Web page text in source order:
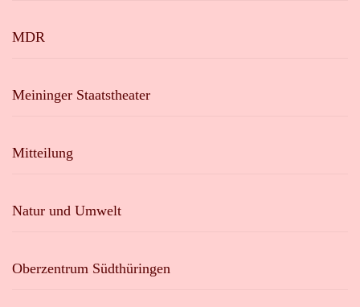
MDR
Meininger Staatstheater
Mitteilung
Natur und Umwelt
Oberzentrum Südthüringen